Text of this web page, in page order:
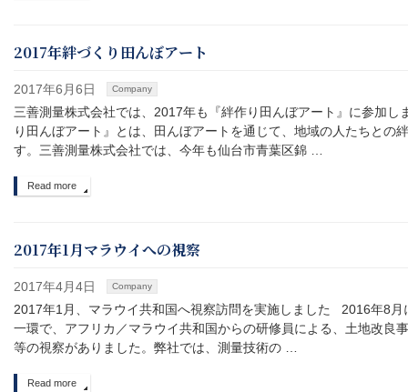
2017年絆づくり田んぼアート
2017年6月6日 Company
三善測量株式会社では、2017年も『絆作り田んぼアート』に参加
り田んぼアート』とは、田んぼアートを通じて、地域の人たちとの
す。三善測量株式会社では、今年も仙台市青葉区錦 …
Read more
2017年1月マラウイへの視察
2017年4月4日 Company
2017年1月、マラウイ共和国へ視察訪問を実施しました 2016年8月
一環で、アフリカ／マラウイ共和国からの研修員による、土地改良
等の視察がありました。弊社では、測量技術の …
Read more